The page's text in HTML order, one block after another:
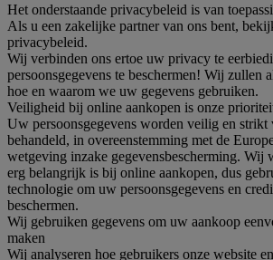
Het onderstaande privacybeleid is van
Als u een zakelijke partner van ons bent,
privacybeleid.
Wij verbinden ons ertoe uw privacy te
persoonsgegevens te beschermen! Wij zullen
hoe en waarom we uw gegevens gebruiken.
Veiligheid bij online aankopen is onze
Uw persoonsgegevens worden veilig en
behandeld, in overeenstemming met de
wetgeving inzake gegevensbescherming. Wij
erg belangrijk is bij online aankopen, dus
technologie om uw persoonsgegevens en
beschermen.
Wij gebruiken gegevens om uw aankoop
maken
Wij analyseren hoe gebruikers onze website